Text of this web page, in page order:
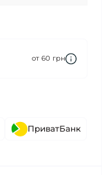
от 60 грн
ПриватБанк